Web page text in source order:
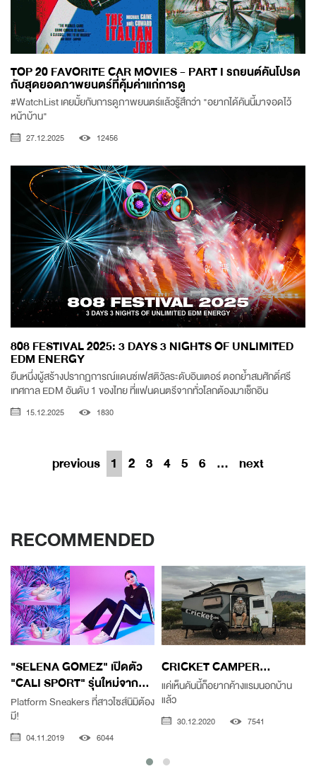
TOP 20 FAVORITE CAR MOVIES - PART I รถยนต์คันโปรด
กับสุดยอดภาพยนตร์ที่คุ้มค่าแก่การดู
#WatchList เคยมั้ยกับการดูภาพยนตร์แล้วรู้สึกว่า "อยากได้คันนี้มาจอดไว้
หน้าบ้าน"
27.12.2025 12456
808 FESTIVAL 2025: 3 DAYS 3 NIGHTS OF UNLIMITED
EDM ENERGY
ยืนหนึ่งผู้สร้างปรากฏการณ์แดนซ์เฟสติวัลระดับอินเตอร์ ตอกย้ำสมศักดิ์ศรี
เทศกาล EDM อันดับ 1 ของไทย ที่แฟนดนตรีจากทั่วโลกต้องมาเช็กอิน
15.12.2025 1830
previous 1 2 3 4 5 6 ... next
RECOMMENDED
"SELENA GOMEZ" เปิดตัว
"CALI SPORT" รุ่นใหม่จาก...
Platform Sneakers ที่สาวไซส์นิมิต้อง
มี!
04.11.2019 6044
CRICKET CAMPER...
แค่เห็นคันนี้ก็อยากค้างแรมนอกบ้าน
แล้ว
30.12.2020 7541